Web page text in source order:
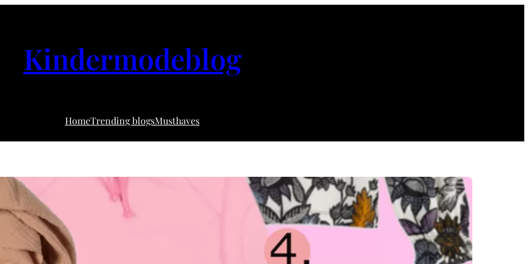
Kindermodeblog
HomeTrending blogsMusthaves